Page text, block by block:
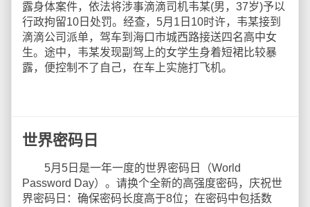
露身体案件，依法将涉事滴滴司机韦某(男，37岁)予以
行政拘留10日处罚。经查，5月1日10时许，韦某接到
滴滴公司派单，驾车到海口市城西路接送四名高中女
生。途中，韦某发现副驾上的女学生身着短裙比较暴
露，便控制不了自己，在车上实施打飞机。
世界密码日
5月5日是一年一度的世界密码日（World
Password Day）。请换个全新的高强度密码，庆祝世
界密码日：确保密码长度高于8位；在密码中包括数